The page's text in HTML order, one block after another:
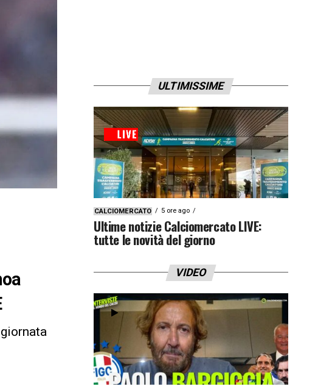
ULTIMISSIME
CALCIOMERCATO 5 ore ago
Ultime notizie Calciomercato LIVE:
tutte le novità del giorno
VIDEO